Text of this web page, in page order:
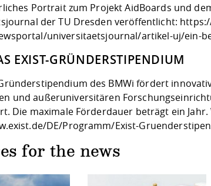
Portrait zum Projekt AidBoards und
der TU Dresden veröffentlicht:
universitaetsjournal/artikel-uj/ein-
EXIST-GRÜNDERSTIPENDIUM
Gründerstipendium des BMWi fördert
und außeruniversitären
Die maximale Förderdauer beträgt ein
DE/Programm/Exist-
for the news